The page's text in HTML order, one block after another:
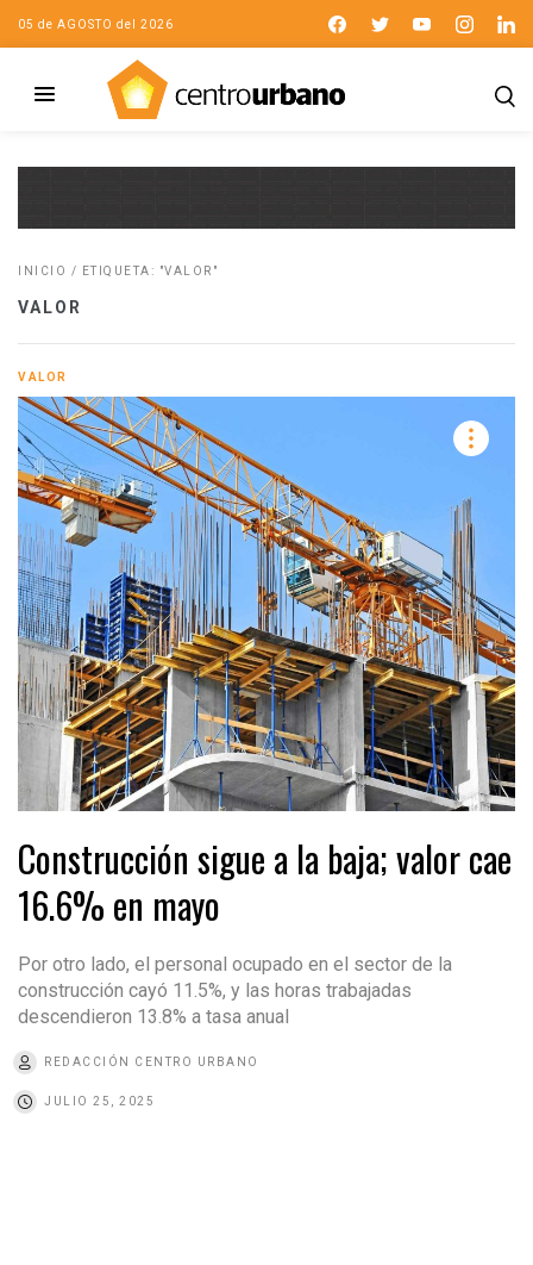
05 de AGOSTO del 2026
INICIO / ETIQUETA: "VALOR"
VALOR
VALOR
Construcción sigue a la baja; valor cae
16.6% en mayo
Por otro lado, el personal ocupado en el sector de la
construcción cayó 11.5%, y las horas trabajadas
descendieron 13.8% a tasa anual
REDACCIÓN CENTRO URBANO
JULIO 25, 2025